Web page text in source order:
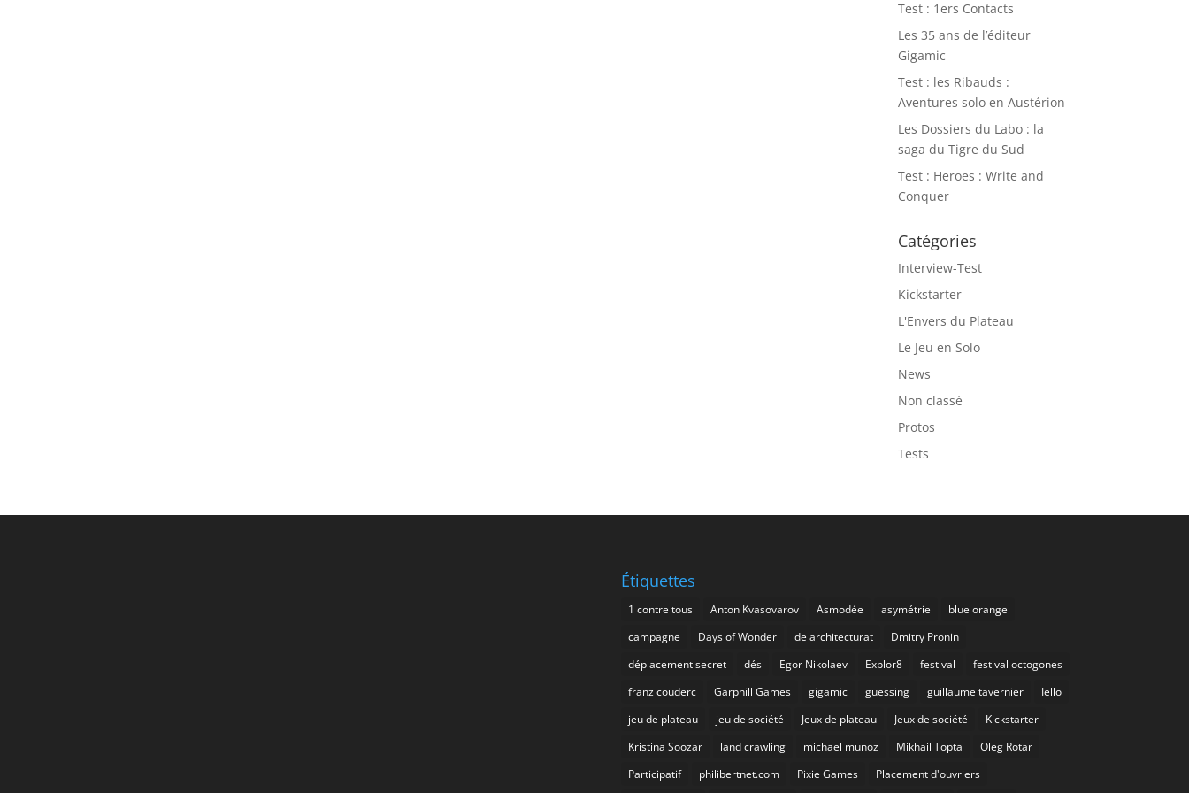
Test : 1ers Contacts
Les 35 ans de l’éditeur
Gigamic
Test : les Ribauds :
Aventures solo en Austérion
Les Dossiers du Labo : la
saga du Tigre du Sud
Test : Heroes : Write and
Conquer
Catégories
Interview-Test
Kickstarter
L'Envers du Plateau
Le Jeu en Solo
News
Non classé
Protos
Tests
Étiquettes
1 contre tous Anton Kvasovarov Asmodée asymétrie
blue orange
campagne
Days of Wonder de architecturat
Dmitry Pronin
déplacement secret
dés Egor Nikolaev Explor8 festival
festival octogones
franz couderc
Garphill Games gigamic guessing guillaume tavernier
Iello
jeu de plateau
jeu de société Jeux de plateau Jeux de société
Kickstarter
Kristina Soozar
land crawling michael munoz Mikhail Topta
Oleg Rotar
Participatif
philibertnet.com Pixie Games Placement d'ouvriers